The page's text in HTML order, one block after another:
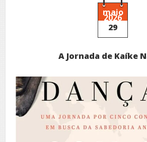
maio
2026
29
A Jornada de Kaíke